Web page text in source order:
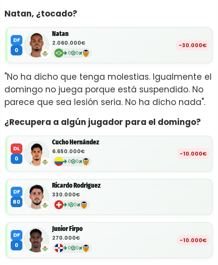
Natan, ¿tocado?
DF
0
Natan
2.060.000€
0 0
-30.000€
"No ha dicho que tenga molestias. Igualmente el
domingo no juega porque está suspendido. No
parece que sea lesión seria. No ha dicho nada".
¿Recupera a algún jugador para el domingo?
DL
0
Cucho Hernández
6.650.000€
0 0
-10.000€
DF
80
Ricardo Rodríguez
330.000€
1 0
DF
0
Junior Firpo
270.000€
0 0
-10.000€